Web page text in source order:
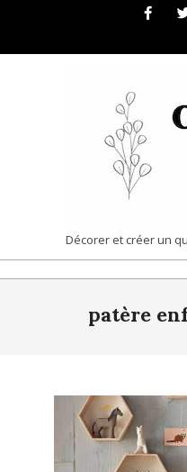
content
COCON
|
LIVING
Décorer et créer un
patère